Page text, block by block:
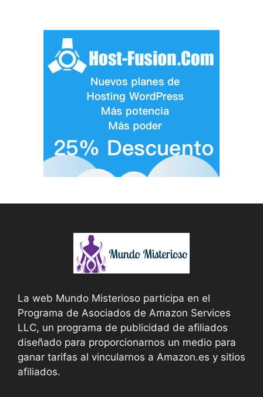
La web Mundo Misterioso participa en el
Programa de Asociados de Amazon Services
LLC, un programa de publicidad de afiliados
diseñado para proporcionarnos un medio para
ganar tarifas al vincularnos a Amazon.es y sitios
afiliados.